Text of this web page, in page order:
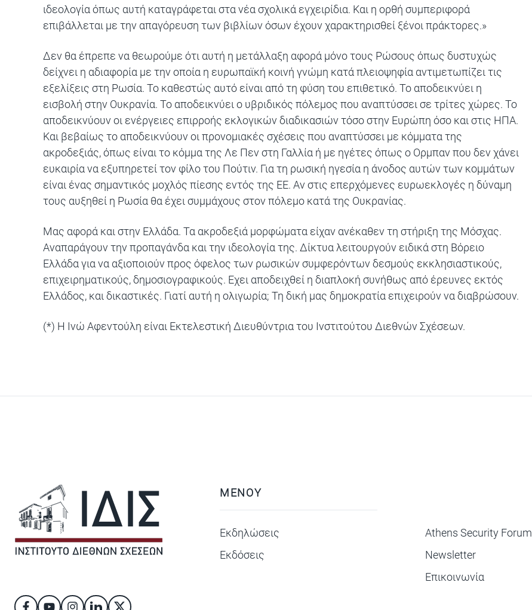
ιδεολογία όπως αυτή καταγράφεται στα νέα σχολικά εγχειρίδια. Και η ορθή συμπεριφορά
επιβάλλεται με την απαγόρευση των βιβλίων όσων έχουν χαρακτηρισθεί ξένοι πράκτορες.»
Δεν θα έπρεπε να θεωρούμε ότι αυτή η μετάλλαξη αφορά μόνο τους Ρώσους όπως δυστυχώς
δείχνει η αδιαφορία με την οποία η ευρωπαϊκή κοινή γνώμη κατά πλειοψηφία αντιμετωπίζει τις
εξελίξεις στη Ρωσία. Το καθεστώς αυτό είναι από τη φύση του επιθετικό. Το αποδεικνύει η
εισβολή στην Ουκρανία. Το αποδεικνύει ο υβριδικός πόλεμος που αναπτύσσει σε τρίτες χώρες. Το
αποδεικνύουν οι ενέργειες επιρροής εκλογικών διαδικασιών τόσο στην Ευρώπη όσο και στις ΗΠΑ.
Και βεβαίως το αποδεικνύουν οι προνομιακές σχέσεις που αναπτύσσει με κόμματα της
ακροδεξιάς, όπως είναι το κόμμα της Λε Πεν στη Γαλλία ή με ηγέτες όπως ο Ορμπαν που δεν χάνει
ευκαιρία να εξυπηρετεί τον φίλο του Πούτιν. Για τη ρωσική ηγεσία η άνοδος αυτών των κομμάτων
είναι ένας σημαντικός μοχλός πίεσης εντός της ΕΕ. Αν στις επερχόμενες ευρωεκλογές η δύναμη
τους αυξηθεί η Ρωσία θα έχει συμμάχους στον πόλεμο κατά της Ουκρανίας.
Μας αφορά και στην Ελλάδα. Τα ακροδεξιά μορφώματα είχαν ανέκαθεν τη στήριξη της Μόσχας.
Αναπαράγουν την προπαγάνδα και την ιδεολογία της. Δίκτυα λειτουργούν ειδικά στη Βόρειο
Ελλάδα για να αξιοποιούν προς όφελος των ρωσικών συμφερόντων δεσμούς εκκλησιαστικούς,
επιχειρηματικούς, δημοσιογραφικούς. Εχει αποδειχθεί η διαπλοκή συνήθως από έρευνες εκτός
Ελλάδος, και δικαστικές. Γιατί αυτή η ολιγωρία; Τη δική μας δημοκρατία επιχειρούν να διαβρώσουν.
(*) Η Ινώ Αφεντούλη είναι Εκτελεστική Διευθύντρια του Ινστιτούτου Διεθνών Σχέσεων.
ΜΕΝΟΥ
Εκδηλώσεις
Εκδόσεις
Athens Security Forum
Newsletter
Επικοινωνία